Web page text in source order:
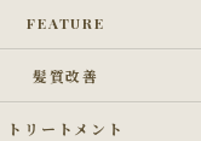
FEATURE
髪質改善
トリートメント